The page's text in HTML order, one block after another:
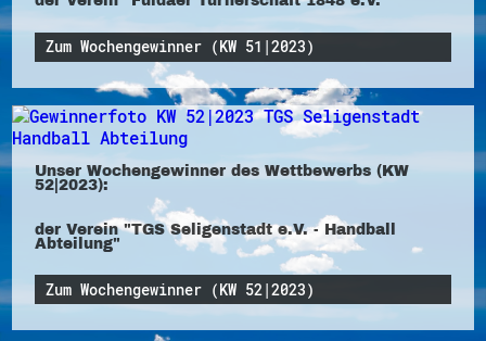
Zum Wochengewinner (KW 51|2023)
Unser Wochengewinner des Wettbewerbs (KW
52|2023):
der Verein "TGS Seligenstadt e.V. - Handball
Abteilung"
Zum Wochengewinner (KW 52|2023)